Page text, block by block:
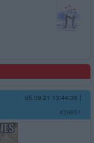
05.09.21 13:44:36 |
#39851